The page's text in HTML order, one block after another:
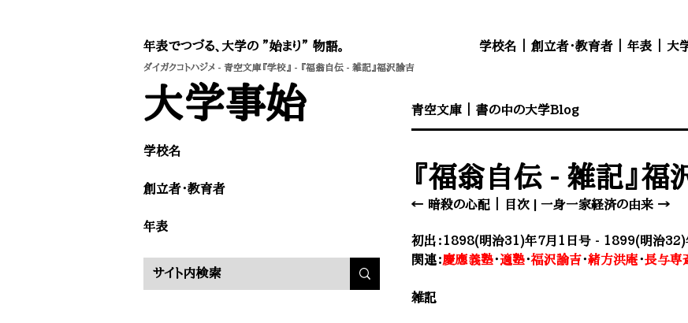
年表でつづる、大学の ”始まり” 物語。 学校名 創立者・教育者 年表 大
ダイガクコトハジメ - 青空文庫『学校』 - 『福翁自伝 - 雑記』福沢諭吉
​大学事始
学校名
​創立者・教育者
​年表
​青空文庫 書の中の大学Blog
『福翁自伝 - 雑記』福
← 暗殺の心配 目次 一身一家経済の由来 →
初出：1898(明治31)年7月1日号 - 1899(明治
関連：慶應義塾・適塾・福沢諭吉・緒方洪庵・長与専
雑記